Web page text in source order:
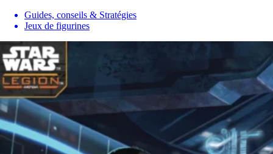
Guides, conseils & Stratégies
Jeux de figurines